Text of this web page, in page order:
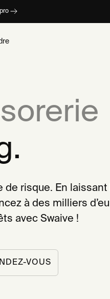
risque. En laissant
à des milliers
avec Swaive !
VOUS